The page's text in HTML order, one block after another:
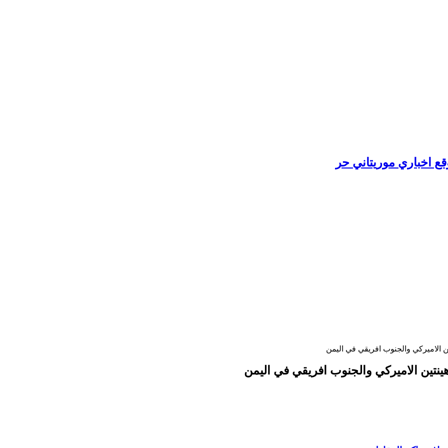
اخباري موريتاني حر
الاميركي والجنوب افريقي في اليمن
الاميركي والجنوب افريقي في اليمن